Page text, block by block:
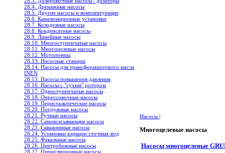
28.4. Дренажные насосы
28.5. Другие насосы и комплектующие
28.6. Канализационные установки
28.7. Колодезные насосы
28.8. Конденсатные насосы
28.9. Линейные насосы
28.10. Многоступенчатые насосы
28.11. Многоцелевые насосы
28.12. Мотопомпы
28.13. Насосные станции
28.14. Насосы для трансформаторного масла
INEN
28.15. Насосы повышения давления
28.16. Насосы с "сухим" ротором
28.17. Одноступенчатые насосы
28.18. Опрессовочные насосы
28.19. Перистальтические насосы
28.20. Погружные насосы
28.21. Ручные насосы
28.22. Самовсасывающие насосы
28.23. Скважинные насосы
28.24. Установки аэрации сточных вод
28.25. Фекальные насосы
28.26. Центробежные насосы
28.27. Циркуляционные насосы
Насосы |
Многоцелевые насосы
Насосы многоцелевые